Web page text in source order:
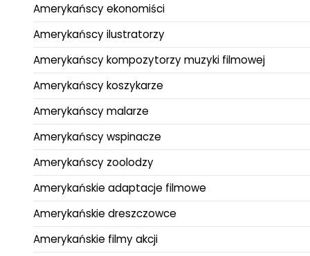
Amerykańscy ekonomiści
Amerykańscy ilustratorzy
Amerykańscy kompozytorzy muzyki filmowej
Amerykańscy koszykarze
Amerykańscy malarze
Amerykańscy wspinacze
Amerykańscy zoolodzy
Amerykańskie adaptacje filmowe
Amerykańskie dreszczowce
Amerykańskie filmy akcji